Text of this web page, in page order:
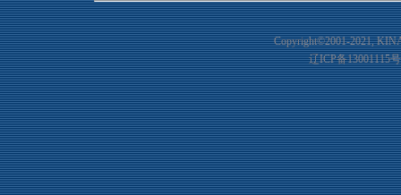
Copyright©2001-2021,
辽ICP备13001115